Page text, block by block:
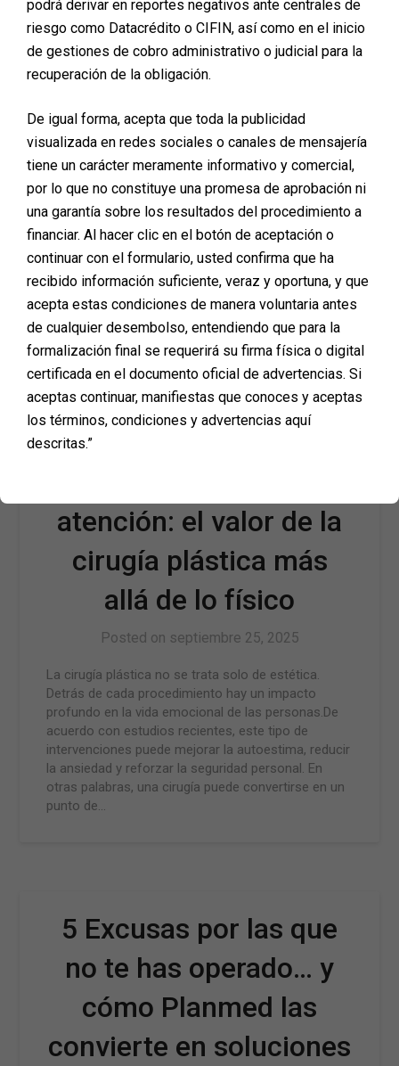
¿Quieres operarte pero
no tienes el dinero?
Posted onmarzo 16, 2026
Opciones reales para financiar una cirugía plástica
en Colombia Cada año miles de personas desean
realizarse una cirugía estética. Sin embargo,
muchas veces aparece el mismo obstáculo: no
tener el dinero completo para pagar el
procedimiento. De hecho, este es uno de los
motivos más comunes por los que muchas
personas aplazan una cirugía durante…
Tu bienestar emocional
atención: el valor de la
cirugía plástica más
allá de lo físico
Posted on septiembre 25, 2025
La cirugía plástica no se trata solo de estética.
Detrás de cada procedimiento hay un impacto
profundo en la vida emocional de las personas.De
acuerdo con estudios recientes, este tipo de
intervenciones puede mejorar la autoestima, reducir
la ansiedad y reforzar la seguridad personal. En
otras palabras, una cirugía puede convertirse en un
punto de…
5 Excusas por las que
no te has operado… y
cómo Planmed las
convierte en soluciones
podrá derivar en reportes negativos ante centrales de
riesgo como Datacrédito o CIFIN, así como en el inicio
de gestiones de cobro administrativo o judicial para la
recuperación de la obligación.
De igual forma, acepta que toda la publicidad
visualizada en redes sociales o canales de mensajería
tiene un carácter meramente informativo y comercial,
por lo que no constituye una promesa de aprobación ni
una garantía sobre los resultados del procedimiento a
financiar. Al hacer clic en el botón de aceptación o
continuar con el formulario, usted confirma que ha
recibido información suficiente, veraz y oportuna, y que
acepta estas condiciones de manera voluntaria antes
de cualquier desembolso, entendiendo que para la
formalización final se requerirá su firma física o digital
certificada en el documento oficial de advertencias. Si
aceptas continuar, manifiestas que conoces y aceptas
los términos, condiciones y advertencias aquí
descritas.”